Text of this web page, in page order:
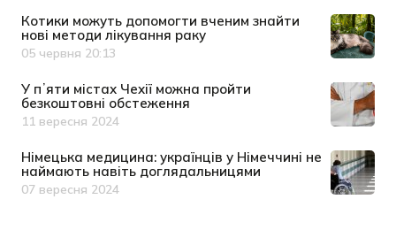
Котики можуть допомогти вченим знайти
нові методи лікування раку
Дата публікації
05 червня 20:13
У пʼяти містах Чехії можна пройти
безкоштовні обстеження
Дата публікації
11 вересня 2024
Німецька медицина: українців у Німеччині не
наймають навіть доглядальницями
Дата публікації
07 вересня 2024